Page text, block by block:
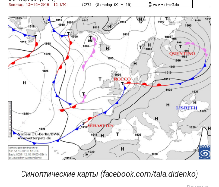
Синоптические карты (facebook.com/tala.didenko)